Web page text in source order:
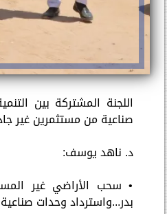
اللجنة المشتركة بين
صناعية من مستثمرين غير جادين بـ 4 مناطق بالقاهرة
د. ناهد يوسف:
• سحب الأراضي غير
بدر...واسترداد وحدات صناعية